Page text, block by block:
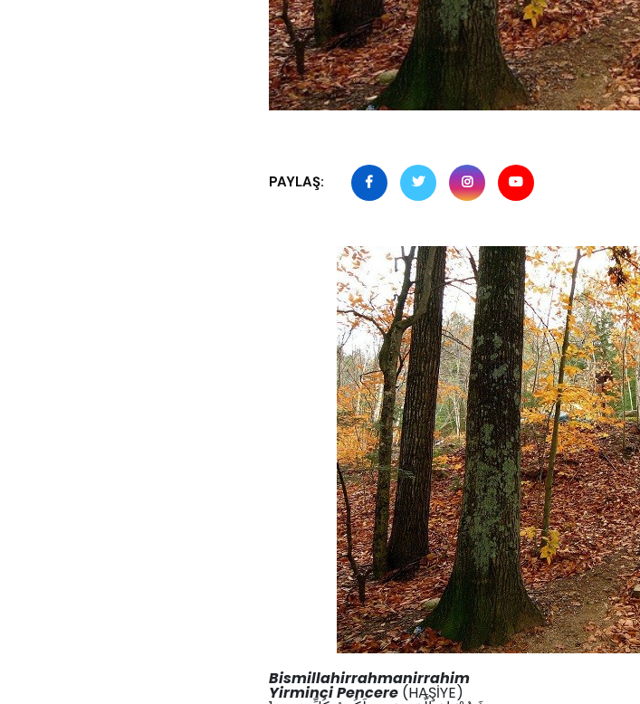
PAYLAŞ:
Bismillahirrahmanirrahim
Yirminci Pencere (HAŞİYE)